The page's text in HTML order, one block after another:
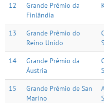
12
Grande Prêmio da
Finlândia
13
Grande Prêmio do
Reino Unido
14
Grande Prêmio da
Áustria
15
Grande Prêmio de San
Marino